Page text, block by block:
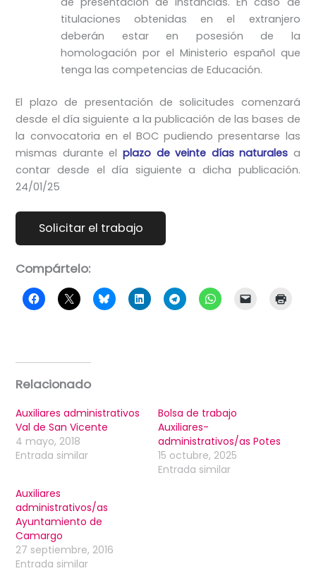
titulaciones obtenidas en el extranjero
deberán estar en posesión de la
homologación por el Ministerio español que
tenga las competencias de Educación.
El plazo de presentación de solicitudes comenzará
desde el día siguiente a la publicación de las bases de
la convocatoria en el BOC pudiendo presentarse las
mismas durante el plazo de veinte días naturales a
contar desde el día siguiente a dicha publicación.
24/01/25
Compártelo:
Relacionado
Auxiliares administrativos
Val de San Vicente
4 mayo, 2018
Entrada similar
Bolsa de trabajo
Auxiliares-
administrativos/as Potes
15 octubre, 2025
Entrada similar
Auxiliares
administrativos/as
Ayuntamiento de
Camargo
27 septiembre, 2016
Entrada similar